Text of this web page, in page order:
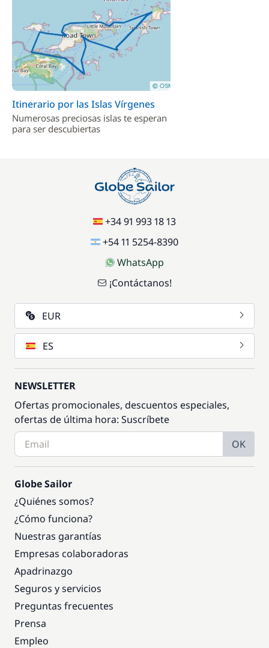
Itinerario por las Islas Vírgenes
Numerosas preciosas islas te esperan
para ser descubiertas
+34 91 993 18 13
+54 11 5254-8390
WhatsApp
¡Contáctanos!
EUR
ES
NEWSLETTER
Ofertas promocionales, descuentos especiales,
ofertas de última hora: Suscríbete
OK
Globe Sailor
¿Quiénes somos?
¿Cómo funciona?
Nuestras garantías
Empresas colaboradoras
Apadrinazgo
Seguros y servicios
Preguntas frecuentes
Prensa
Empleo